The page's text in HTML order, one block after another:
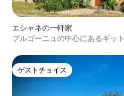
エシャネの一軒家
ブルゴーニュの中心にあるギッ
ゲストチョイス
ゲストチョイス